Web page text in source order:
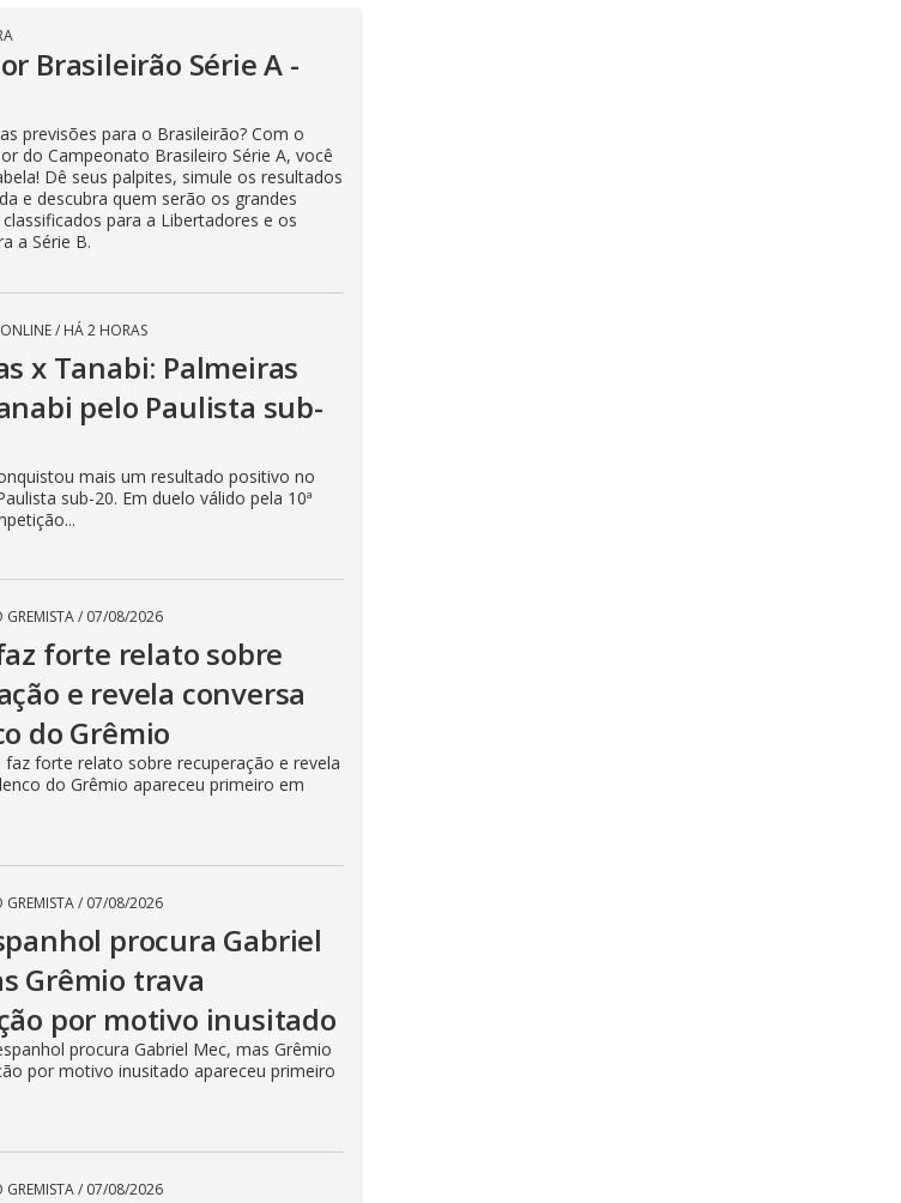
Brasileirão Série A -
previsões para o Brasileirão? Com o
do Campeonato Brasileiro Série A, você
Dê seus palpites, simule os resultados
e descubra quem serão os grandes
para a Libertadores e os
a Série B.
/ HÁ 2 HORAS
x Tanabi: Palmeiras
pelo Paulista sub-
mais um resultado positivo no
sub-20. Em duelo válido pela 10ª
GREMISTA/ 07/08/2026
forte relato sobre
e revela conversa
do Grêmio
forte relato sobre recuperação e revela
do Grêmio apareceu primeiro em
GREMISTA/ 07/08/2026
procura Gabriel
Grêmio trava
por motivo inusitado
procura Gabriel Mec, mas Grêmio
por motivo inusitado apareceu primeiro
GREMISTA/ 07/08/2026